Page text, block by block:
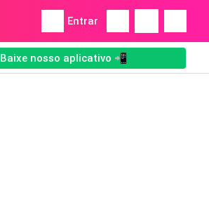
Entrar
Baixe nosso aplicativo 📲